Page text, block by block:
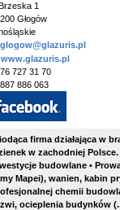
1
Głogów
glogow@glazuris.pl
www.glazuris.pl
76 727 31 70
887 886 063
firma działająca w
w zachodniej
budowlane •
Mapei), wanien, kabin
chemii
ocieplenia budynków